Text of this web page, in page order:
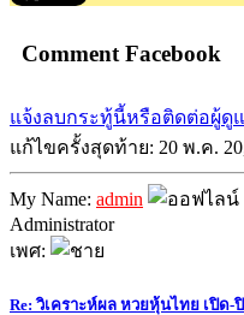
Comment Facebook
แจ้งลบกระทู้นี้หรือติดต่อผู้ดู
แก้ไขครั้งสุดท้าย: 20 พ.ค.
My Name: admin
Administrator
เพศ:
Re: วิเคราะห์ผล หวยหุ้นไทย เปิด